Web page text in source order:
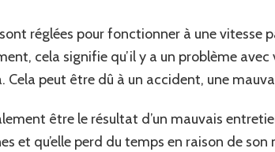
réglées pour fonctionner à une vitesse
cela signifie qu’il y a un problème
Cela peut être dû à un accident, une
être le résultat d’un mauvais
et qu’elle perd du temps en raison de son